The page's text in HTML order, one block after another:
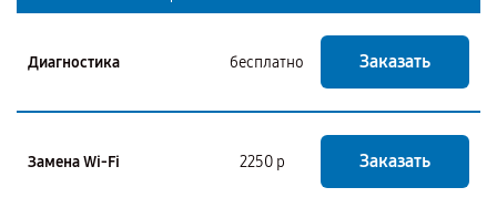
Диагностика бесплатно Заказать
Замена Wi-Fi 2250 р Заказать